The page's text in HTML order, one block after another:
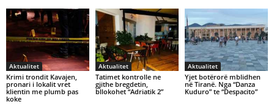
Aktualitet
Krimi trondit Kavajen,
pronari i lokalit vret
klientin me plumb pas
koke
Aktualitet
Tatimet kontrolle ne
gjithe bregdetin,
bllokohet “Adriatik 2”
Aktualitet
Yjet botërorë mblidhen
në Tiranë. Nga “Danza
Kuduro” te “Despacito”